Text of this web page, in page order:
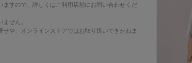
すので、詳しくはご利用店舗にお問い合わせくだ
せん。
や、オンラインストアではお取り扱いできかねま